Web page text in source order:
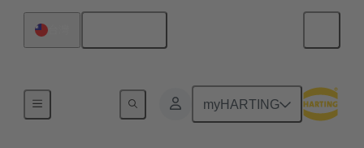
myHARTING